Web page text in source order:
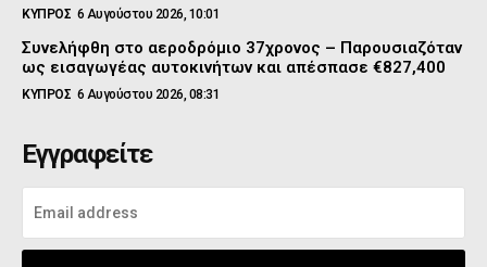
ΚΥΠΡΟΣ 6 Αυγούστου 2026, 10:01
Συνελήφθη στο αεροδρόμιο 37χρονος – Παρουσιαζόταν
ως εισαγωγέας αυτοκινήτων και απέσπασε €827,400
ΚΥΠΡΟΣ 6 Αυγούστου 2026, 08:31
Εγγραφείτε